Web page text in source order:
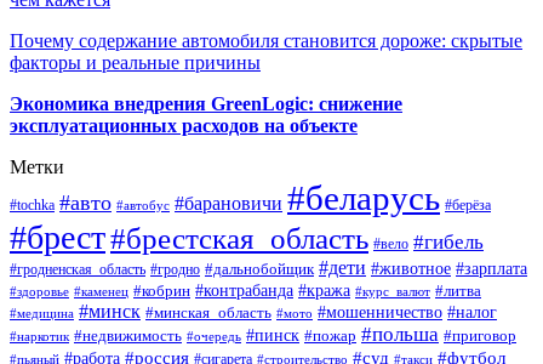
Почему содержание автомобиля становится дороже: скрытые
факторы и реальные причины
Экономика внедрения GreenLogic: снижение
эксплуатационных расходов на объекте
Метки
#tochka #авто #автобус #барановичи #беларусь #берёза
#брест#брестская_область #вело #гибель
#гродненская_область #гродно #дальнобойщик #дети #животное #зарплата
#здоровье #каменец #кобрин #контрабанда #кража #курс_валют #литва
#медицина #минск #минская_область #мото #мошенничество #налог
#наркотик #недвижимость #очередь #пинск #пожар #польша #приговор
#пьяный #работа #россия #сигарета #строительство #суд #такси #футбол